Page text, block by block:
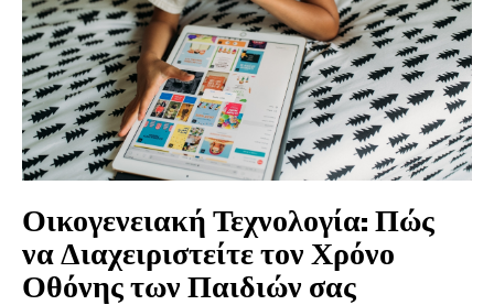
Οικογενειακή Τεχνολογία: Πώς
να Διαχειριστείτε τον Χρόνο
Οθόνης των Παιδιών σας